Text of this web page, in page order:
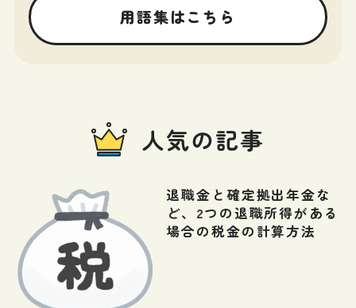
用語集はこちら
人気の記事
退職金と確定拠出年金な
ど、2つの退職所得がある
場合の税金の計算方法